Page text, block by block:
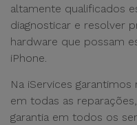
altamente qualificados
diagnosticar e resolver
hardware que possam
iPhone.
Na iServices
em todas as
garantia em todos os